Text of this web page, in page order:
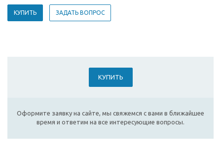
КУПИТЬ ЗАДАТЬ ВОПРОС
КУПИТЬ
Оформите заявку на сайте, мы свяжемся с вами в ближайшее
время и ответим на все интересующие вопросы.